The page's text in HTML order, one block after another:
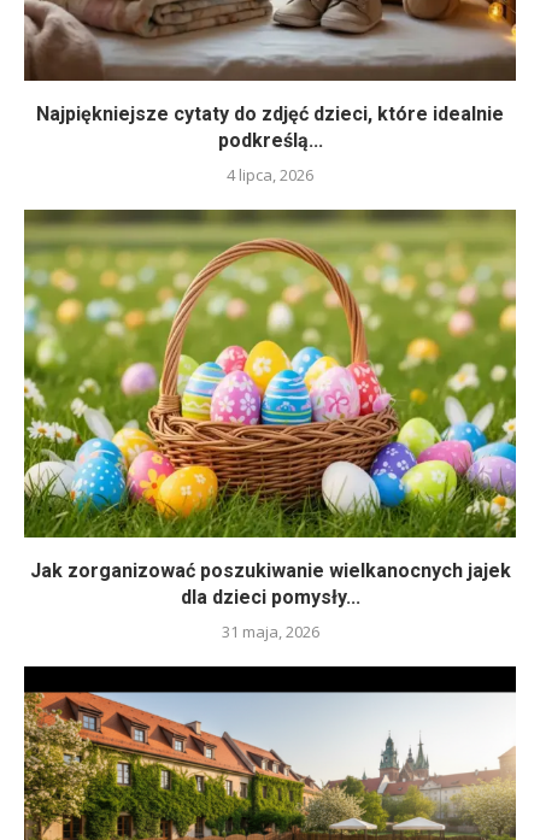
Najpiękniejsze cytaty do zdjęć dzieci, które idealnie
podkreślą...
4 lipca, 2026
Jak zorganizować poszukiwanie wielkanocnych jajek
dla dzieci pomysły...
31 maja, 2026